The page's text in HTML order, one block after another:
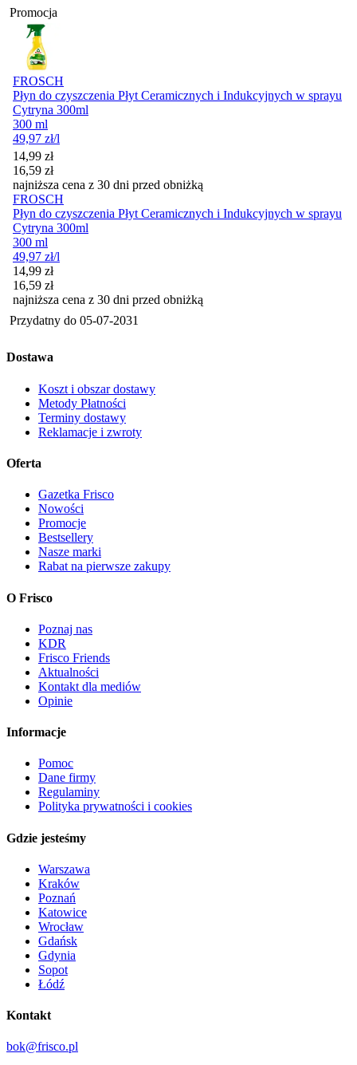
Promocja
FROSCH
Płyn do czyszczenia Płyt Ceramicznych i Indukcyjnych w sprayu
Cytryna 300ml
300 ml
49,97 zł/l
Cena promocyjna
14,99 zł
16,59 zł
najniższa cena z 30 dni przed obniżką
FROSCH
Płyn do czyszczenia Płyt Ceramicznych i Indukcyjnych w sprayu
Cytryna 300ml
300 ml
49,97 zł/l
Cena promocyjna
14,99 zł
16,59 zł
najniższa cena z 30 dni przed obniżką
Przydatny do 05-07-2031
Dostawa
Koszt i obszar dostawy
Metody Płatności
Terminy dostawy
Reklamacje i zwroty
Oferta
Gazetka Frisco
Nowości
Promocje
Bestsellery
Nasze marki
Rabat na pierwsze zakupy
O Frisco
Poznaj nas
KDR
Frisco Friends
Aktualności
Kontakt dla mediów
Opinie
Informacje
Pomoc
Dane firmy
Regulaminy
Polityka prywatności i cookies
Gdzie jesteśmy
Warszawa
Kraków
Poznań
Katowice
Wrocław
Gdańsk
Gdynia
Sopot
Łódź
Kontakt
bok@frisco.pl